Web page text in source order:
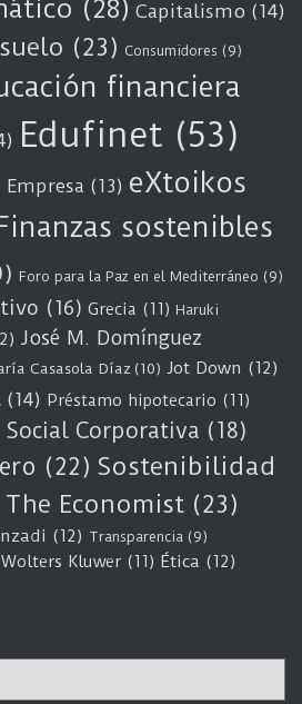
(28) Capitalismo (14)
(23) Consumidores (9)
financiera
Edufinet (53)
Empresa (13) eXtoikos
sostenibles
Foro para la Paz en el Mediterráneo (9)
(16) Grecia (11) Haruki
José M. Domínguez
Casasola Díaz (10) Jot Down (12)
(14) Préstamo hipotecario (11)
Corporativa (18)
(22) Sostenibilidad
The Economist (23)
(12) Transparencia (9)
Wolters Kluwer (11) Ética (12)